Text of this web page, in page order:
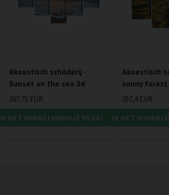
Akoestisch schilderij -
Sunset on the sea 3d
367,75 EUR
HET WINKELMANDJE PLAATSEN
Akoestisch
sunny forest
257,4 EUR
IN HET